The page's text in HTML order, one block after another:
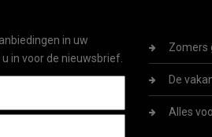
in uw
in voor de nieuwsbrief.
Zomers
De
Alles